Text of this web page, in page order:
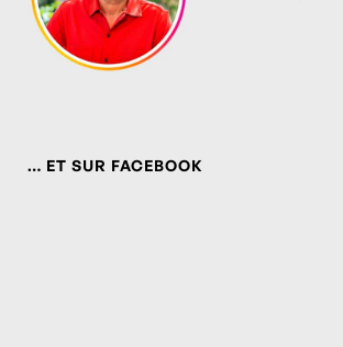
… ET SUR FACEBOOK